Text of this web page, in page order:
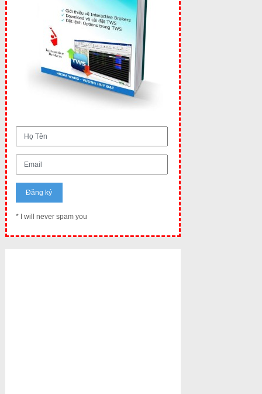
* I will never spam you